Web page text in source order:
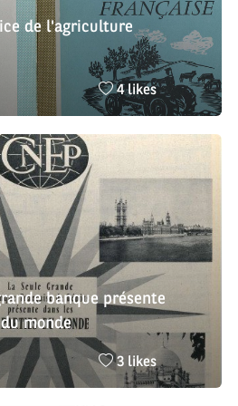
de l'agriculture
Nombre
de
likes
4 likes
banque présente
monde
Nombre
de
3 likes